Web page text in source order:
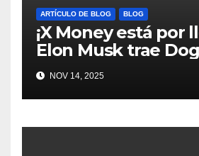
ARTÍCULO DE BLOG BLOG
¡X Money está por
Elon Musk trae
más al mundo de
#Crypto #Dogecoin
NOV 14, 2025